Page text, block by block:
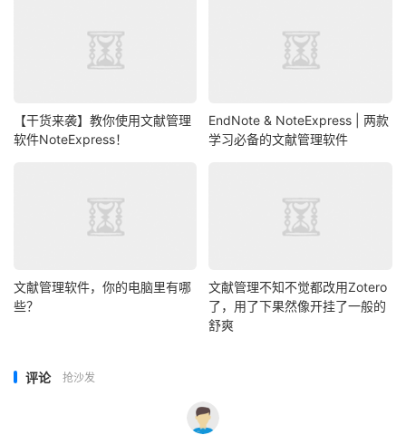
【干货来袭】教你使用文献管理
软件NoteExpress！
EndNote & NoteExpress | 两款
学习必备的文献管理软件
文献管理软件，你的电脑里有哪
些？
文献管理不知不觉都改用Zotero
了，用了下果然像开挂了一般的
舒爽
评论 抢沙发